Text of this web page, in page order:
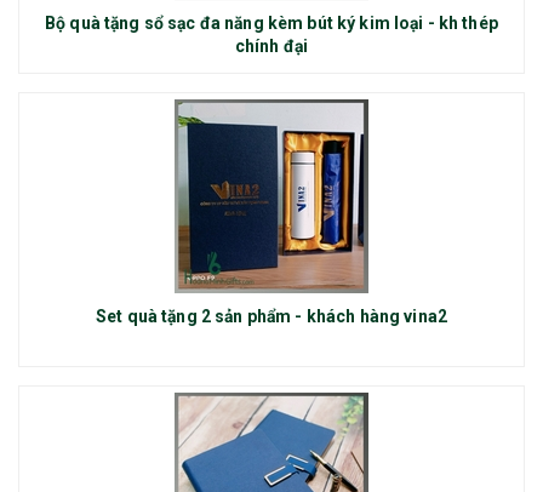
Bộ quà tặng sổ sạc đa năng kèm bút ký kim loại - kh thép
chính đại
Set quà tặng 2 sản phẩm - khách hàng vina2